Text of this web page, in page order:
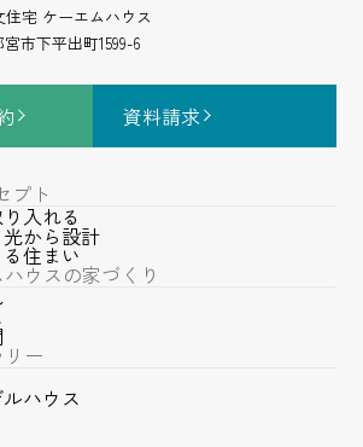
住宅 ケーエムハウス
市下平出町1599-6
資料請求
プト
入れる
から設計
住まい
ウスの家づくり
ー
ハウス